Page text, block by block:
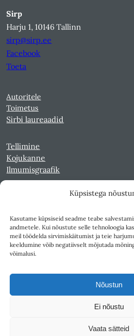
Küpsistega
Kasutame küpsiseid seadme teabe
andmetele. Kui nõustute selle tehnoloogia
meil töödelda sirvimiskäitumist ja teie
keeldumine võib negatiivselt mõjutada
võimalusi.
Nõustun
Ei nõustu
Vaata sätteid
Sirp
Harju 1, 10146 Tallinn
sirp@sirp.ee
Facebook
Toeta
Autoritele
Toimetus
Sirbi laureaadid
Tellimine
Kojukanne
Ilmumisgraafik
Kultuurileht 1994-1997
Reede 1989-1990
Sirp ja Vasar 1940-1989
Teksti- ja andmekaeve
Väljaandja SA Kultuurileht